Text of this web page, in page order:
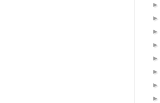
►
►
►
►
►
►
►
►